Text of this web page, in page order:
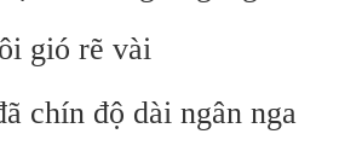
gió rẽ vài
chín độ dài ngân nga